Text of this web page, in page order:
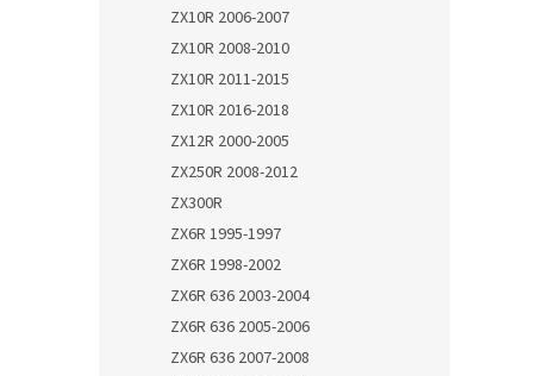
ZX10R 2006-2007
ZX10R 2008-2010
ZX10R 2011-2015
ZX10R 2016-2018
ZX12R 2000-2005
ZX250R 2008-2012
ZX300R
ZX6R 1995-1997
ZX6R 1998-2002
ZX6R 636 2003-2004
ZX6R 636 2005-2006
ZX6R 636 2007-2008